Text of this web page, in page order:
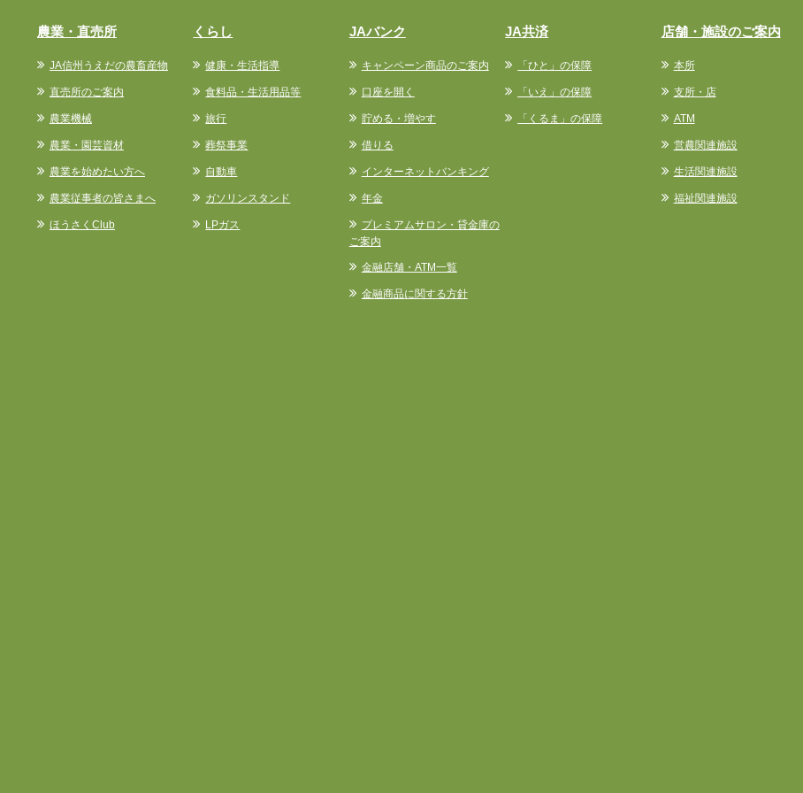
農業・直売所
JA信州うえだの農畜産物
直売所のご案内
農業機械
農業・園芸資材
農業を始めたい方へ
農業従事者の皆さまへ
ほうさくClub
くらし
健康・生活指導
食料品・生活用品等
旅行
葬祭事業
自動車
ガソリンスタンド
LPガス
JAバンク
キャンペーン商品のご案内
口座を開く
貯める・増やす
借りる
インターネットバンキング
年金
プレミアムサロン・貸金庫の
ご案内
金融店舗・ATM一覧
金融商品に関する方針
JA共済
「ひと」の保障
「いえ」の保障
「くるま」の保障
店舗・施設のご案内
本所
支所・店
ATM
営農関連施設
生活関連施設
福祉関連施設